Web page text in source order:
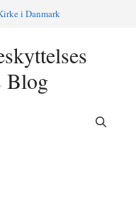
i Danmark
Blog